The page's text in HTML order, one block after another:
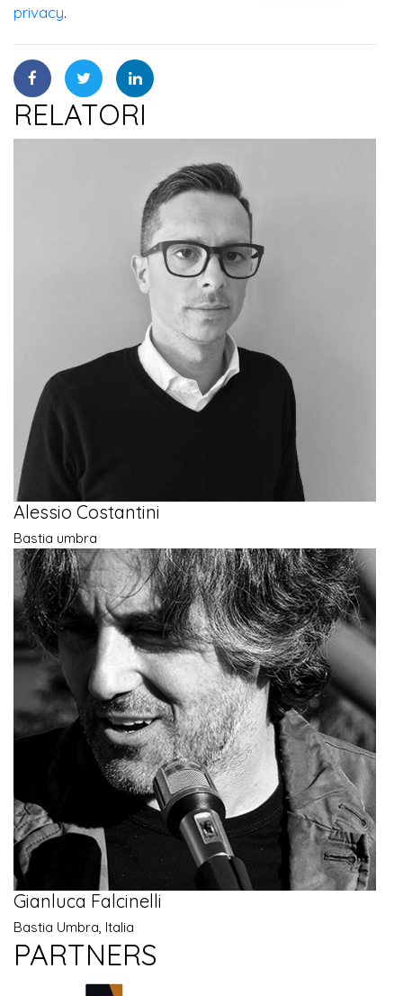
privacy.
RELATORI
Alessio Costantini
Bastia umbra
Gianluca Falcinelli
Bastia Umbra, Italia
PARTNERS